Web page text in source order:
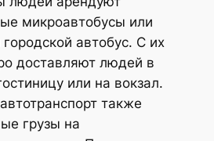
микроавтобусы или
автобус. С их
доставляют людей в
или на вокзал.
также
грузы на